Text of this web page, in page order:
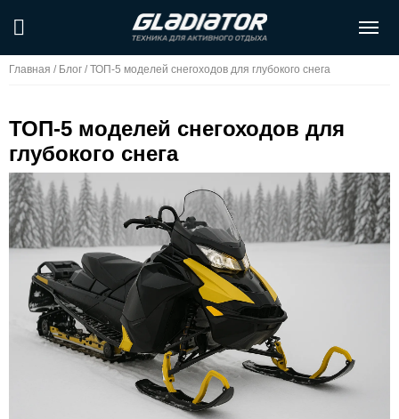
Главная / Блог / ТОП-5 моделей снегоходов для глубокого снега
ТОП-5 моделей снегоходов для
глубокого снега